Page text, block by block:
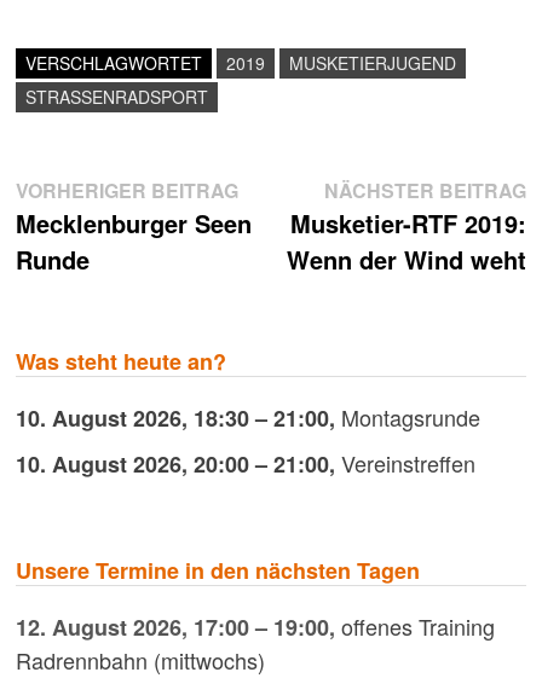
VERSCHLAGWORTET 2019
MUSKETIERJUGEND
STRASSENRADSPORT
Beitragsnavigation
VORHERIGER BEITRAGVorheriger
Beitrag:
Mecklenburger Seen
Runde
NÄCHSTER BEITRAG
Musketier-RTF 2019:
Wenn der Wind weht
Was steht heute an?
10. August 2026, 18:30– 21:00, Montagsrunde
10. August 2026, 20:00– 21:00, Vereinstreffen
Unsere Termine in den nächsten Tagen
12. August 2026, 17:00– 19:00, offenes Training
Radrennbahn (mittwochs)